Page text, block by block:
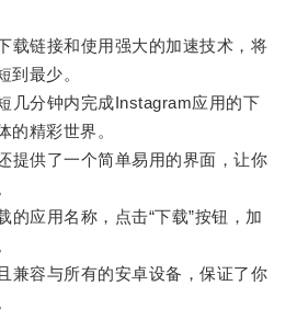
链接和使用强大的加速技术，将
到最少。
分钟内完成Instagram应用的下
的精彩世界。
供了一个简单易用的界面，让你
应用名称，点击“下载”按钮，加
容与所有的安卓设备，保证了你